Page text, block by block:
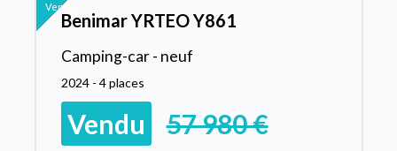
Vendu
Benimar YRTEO Y861
Camping-car - neuf
2024 - 4 places
Vendu 57 980 €